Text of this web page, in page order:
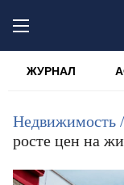
ЖУРНАЛ
Недвижимость /
росте цен на